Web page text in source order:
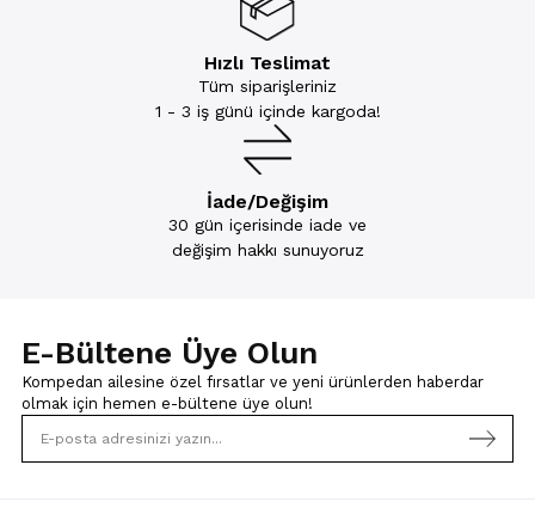
Hızlı Teslimat
Tüm siparişleriniz
1 - 3 iş günü içinde kargoda!
İade/Değişim
30 gün içerisinde iade ve
değişim hakkı sunuyoruz
E-Bültene Üye Olun
Kompedan ailesine özel fırsatlar ve yeni ürünlerden haberdar
olmak için hemen e-bültene üye olun!